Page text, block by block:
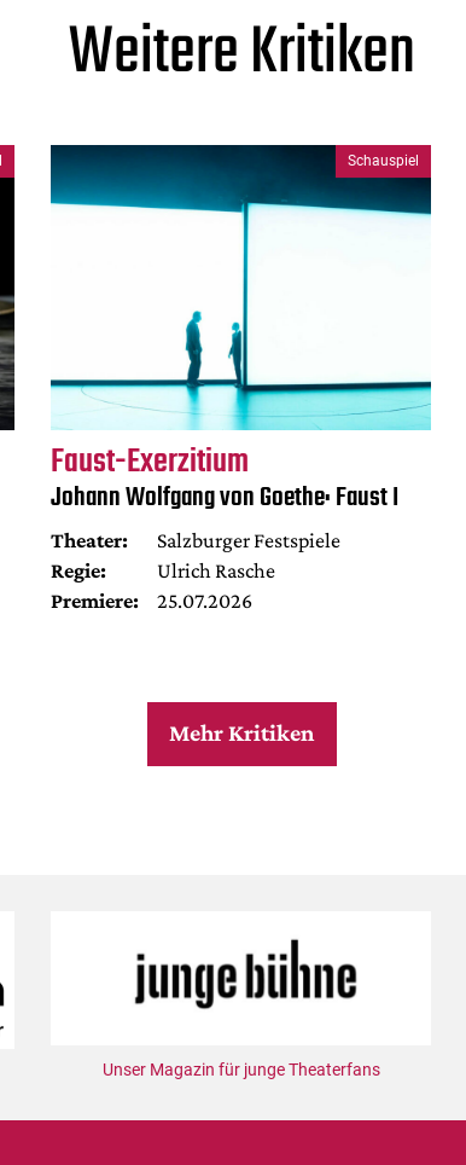
Weitere Kritiken
Schauspiel
Faust-Exerzitium
Johann Wolfgang von Goethe: Faust I
Theater:
Salzburger Festspiele
Regie:
Ulrich Rasche
Premiere:
25.07.2026
Mehr Kritiken
Unser Magazin für junge Theaterfans